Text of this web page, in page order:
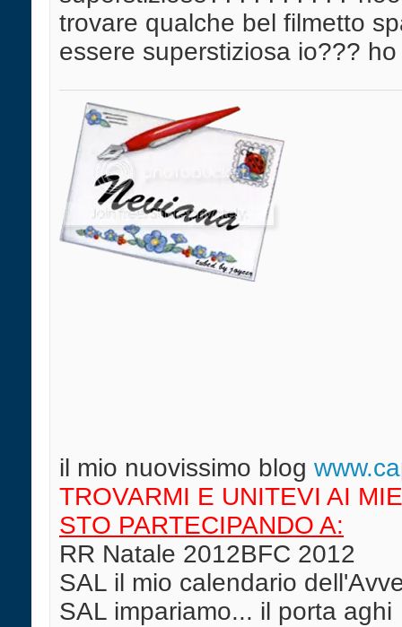
trovare qualche bel filmetto
essere superstiziosa io???
il mio nuovissimo blog w
TROVARMI E UNITEVI AI
STO PARTECIPANDO A:
RR Natale 2012BFC 2012
SAL il mio calendario
SAL impariamo... il porta aghi